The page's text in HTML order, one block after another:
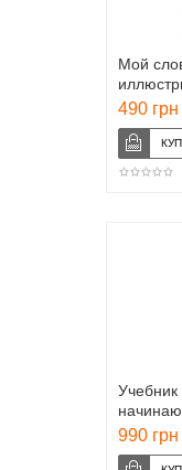
Мой
детей
490 грн
Учебник
990 грн